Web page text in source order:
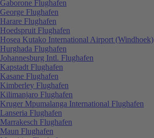
Gaborone Flughafen
George Flughafen
Harare Flughafen
Hoedspruit Flughafen
Hosea Kutako International Airport (Windhoek)
Hurghada Flughafen
Johannesburg Intl. Flughafen
Kapstadt Flughafen
Kasane Flughafen
Kimberley Flughafen
Kilimanjaro Flughafen
Kruger Mpumalanga International Flughafen
Lanseria Flughafen
Marrakesch Flughafen
Maun Flughafen